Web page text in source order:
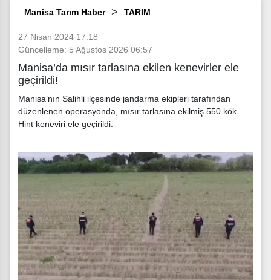
Manisa Tarım Haber TARIM
27 Nisan 2024 17:18
Güncelleme: 5 Ağustos 2026 06:57
Manisa’da mısır tarlasına ekilen kenevirler ele
geçirildi!
Manisa’nın Salihli ilçesinde jandarma ekipleri tarafından
düzenlenen operasyonda, mısır tarlasına ekilmiş 550 kök
Hint keneviri ele geçirildi.